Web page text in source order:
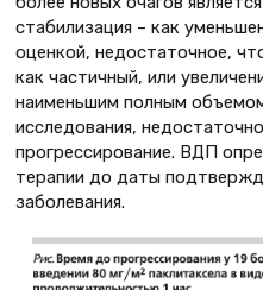
стабилизация – как
оценкой, недостаточное,
как частичный, или
наименьшим полным
исследования,
прогрессирование. ВДП
терапии до даты
заболевания.